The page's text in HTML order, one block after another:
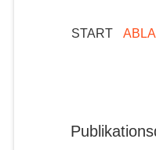
START